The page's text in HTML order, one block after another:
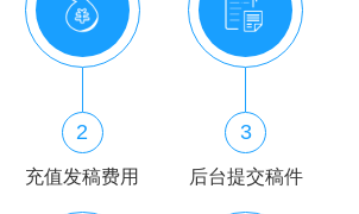
2
充值发稿费用
3
后台提交稿件